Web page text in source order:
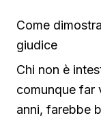
Come
giudice
Chi non è
comunque far
anni, farebbe